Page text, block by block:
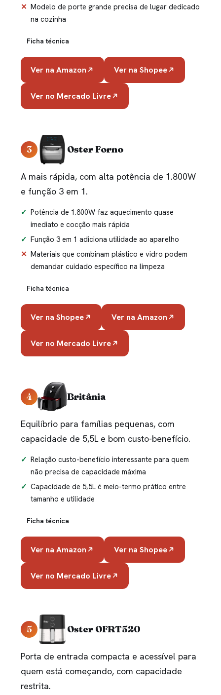
Modelo de porte grande precisa de lugar dedicado
na cozinha
Ficha técnica
Ver na Amazon Ver na Shopee
Ver no Mercado Livre
3 Oster Forno
A mais rápida, com alta potência de 1.800W
e função 3 em 1.
Potência de 1.800W faz aquecimento quase
imediato e cocção mais rápida
Função 3 em 1 adiciona utilidade ao aparelho
Materiais que combinam plástico e vidro podem
demandar cuidado específico na limpeza
Ficha técnica
Ver na Shopee Ver na Amazon
Ver no Mercado Livre
4 Britânia
Equilíbrio para famílias pequenas, com
capacidade de 5,5L e bom custo-benefício.
Relação custo-benefício interessante para quem
não precisa de capacidade máxima
Capacidade de 5,5L é meio-termo prático entre
tamanho e utilidade
Ficha técnica
Ver na Amazon Ver na Shopee
Ver no Mercado Livre
5 Oster OFRT520
Porta de entrada compacta e acessível para
quem está começando, com capacidade
restrita.